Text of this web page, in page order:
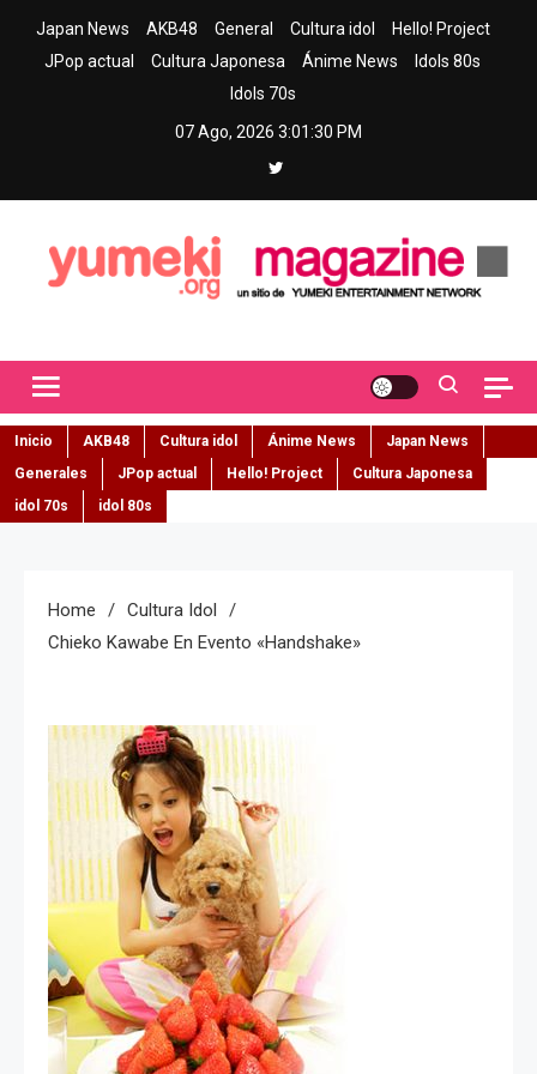
Japan News AKB48 General Cultura idol
Hello! Project
JPop actual
Cultura Japonesa Ánime News
Idols 80s
Idols 70s
07 Ago, 2026 3:01:31 PM
Inicio AKB48 Cultura idol Ánime News
Japan News
Generales
JPop actual Hello! Project
Cultura Japonesa
idol 70s
idol 80s
Home
Cultura Idol
Chieko Kawabe En Evento «handshake»